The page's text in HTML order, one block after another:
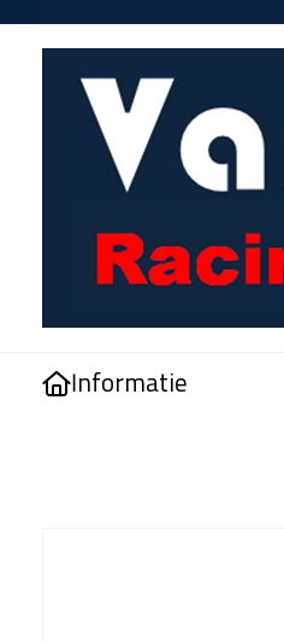
Informatie